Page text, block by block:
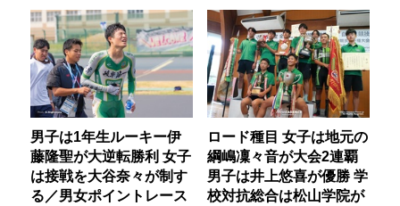
男子は1年生ルーキー伊
藤隆聖が大逆転勝利 女子
は接戦を大谷奈々が制す
る／男女ポイントレース
ロード種目 女子は地元の
綱嶋凜々音が大会2連覇
男子は井上悠喜が優勝 学
校対抗総合は松山学院が